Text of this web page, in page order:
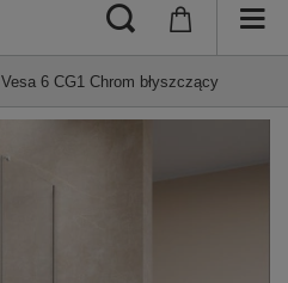
Vesa 6 CG1 Chrom błyszczący